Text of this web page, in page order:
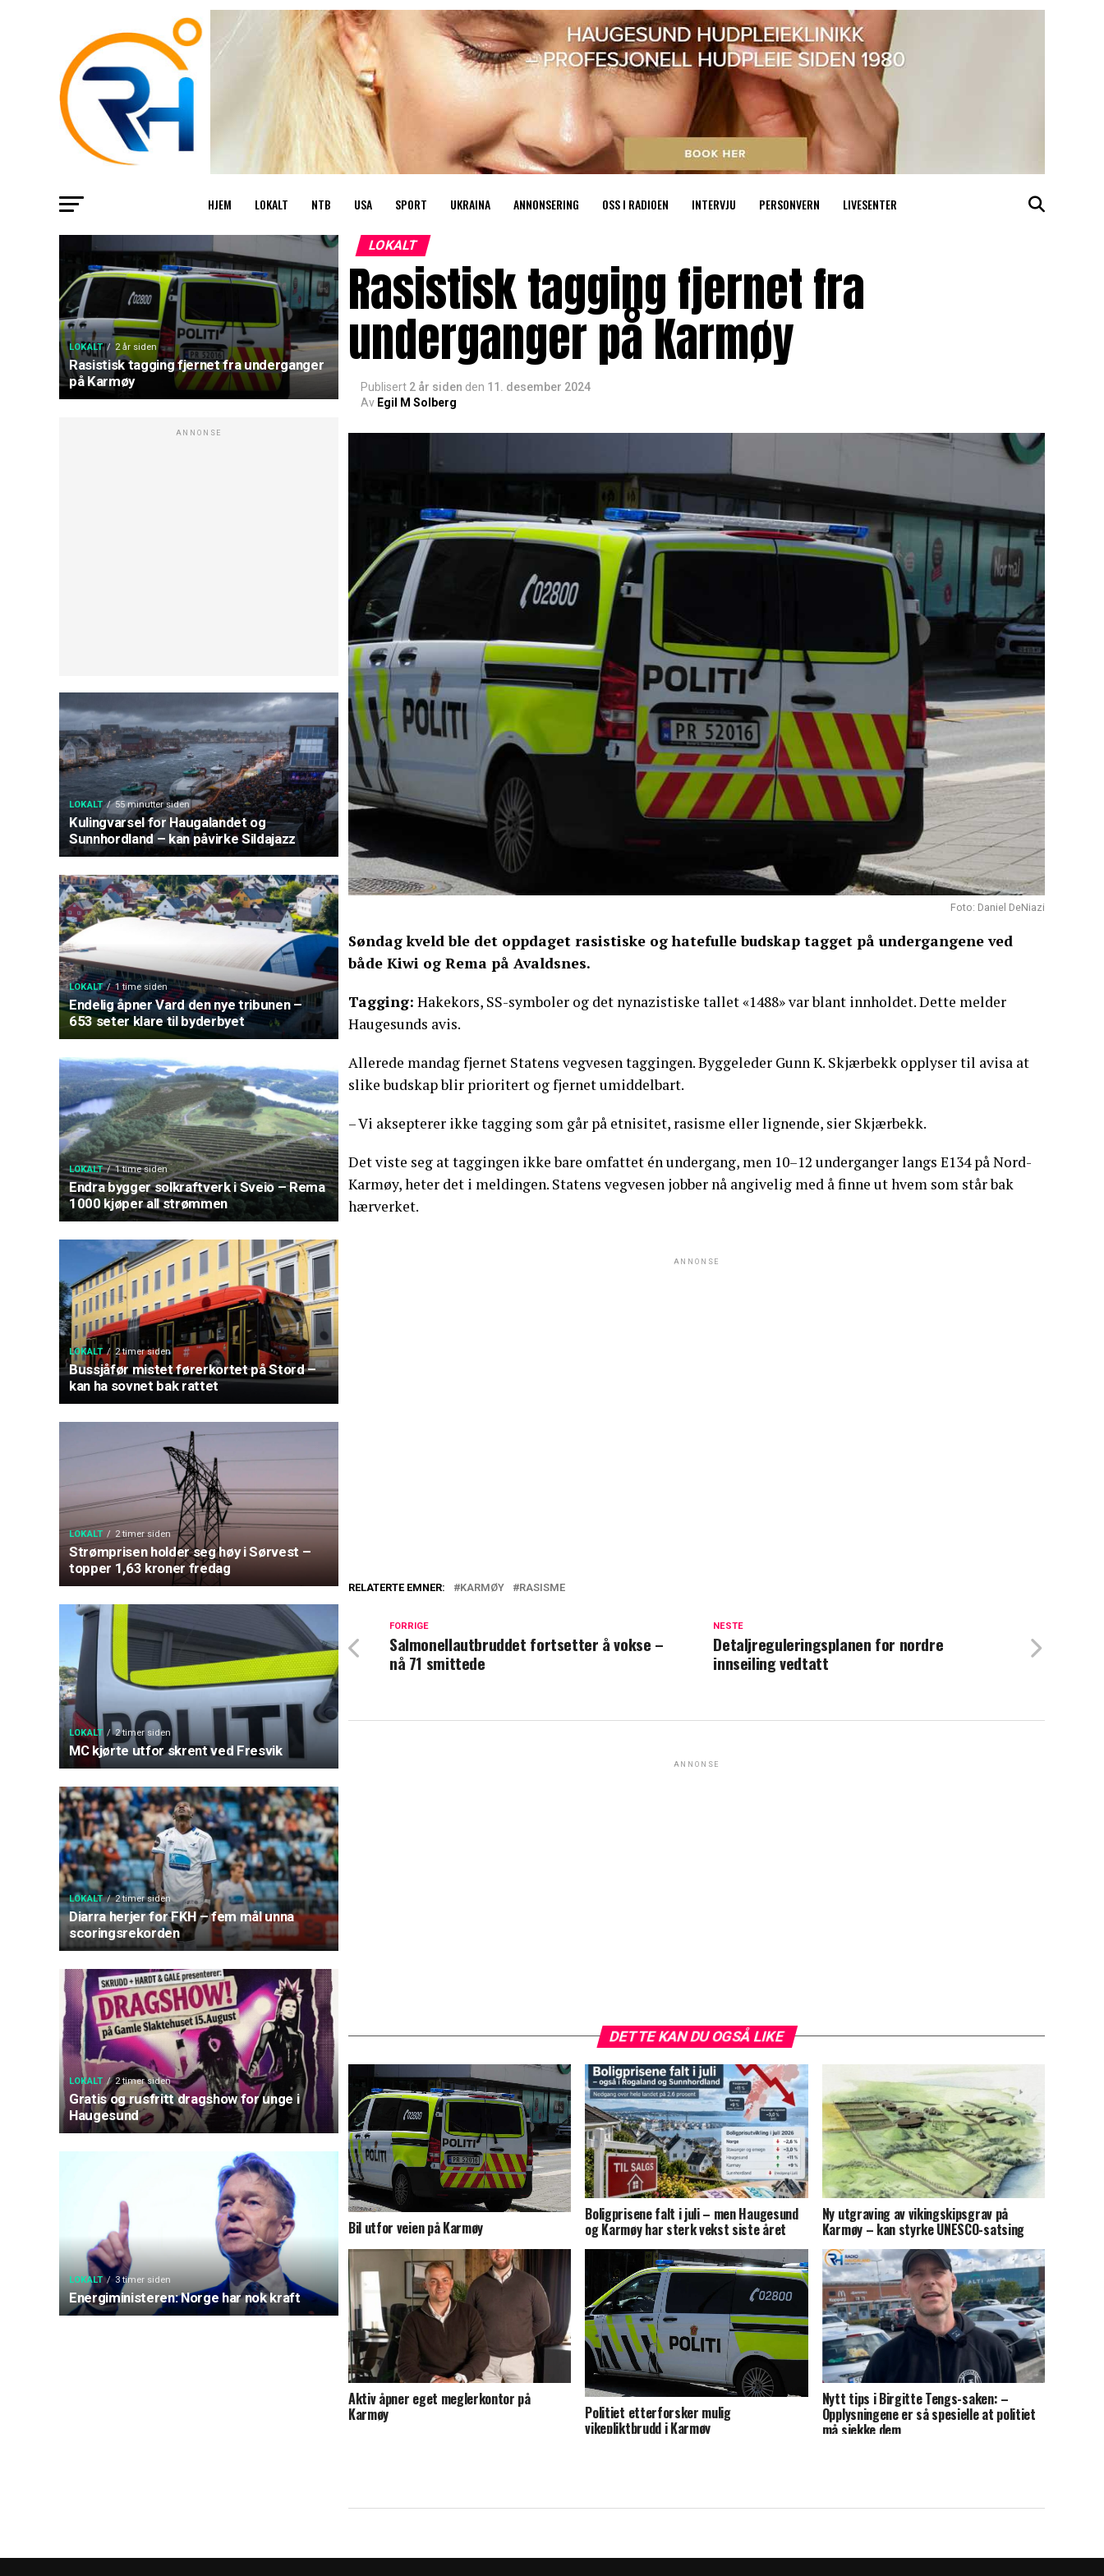
HJEM LOKALT NTB USA SPORT UKRAINA ANNONSERING OSS I RADIOEN INTERVJU PERSONVERN LIVESENTER
LOKALT 2 år siden
Rasistisk tagging fjernet fra underganger
på Karmøy
ANNONSE
LOKALT 55 minutter siden
Kulingvarsel for Haugalandet og
Sunnhordland – kan påvirke Sildajazz
LOKALT 1 time siden
Endelig åpner Vard den nye tribunen –
653 seter klare til byderbyet
LOKALT 1 time siden
Endra bygger solkraftverk i Sveio – Rema
1000 kjøper all strømmen
LOKALT 2 timer siden
Bussjåfør mistet førerkortet på Stord –
kan ha sovnet bak rattet
LOKALT 2 timer siden
Strømprisen holder seg høy i Sørvest –
topper 1,63 kroner fredag
LOKALT 2 timer siden
MC kjørte utfor skrent ved Fresvik
LOKALT 2 timer siden
Diarra herjer for FKH – fem mål unna
scoringsrekorden
LOKALT 2 timer siden
Gratis og rusfritt dragshow for unge i
Haugesund
LOKALT 3 timer siden
Energiministeren: Norge har nok kraft
LOKALT
Rasistisk tagging fjernet fra
underganger på Karmøy
Publisert 2 år siden den 11. desember 2024
Av Egil M Solberg
Foto: Daniel DeNiazi
Søndag kveld ble det oppdaget rasistiske og hatefulle budskap tagget på undergangene ved
både Kiwi og Rema på Avaldsnes.
Tagging: Hakekors, SS-symboler og det nynazistiske tallet «1488» var blant innholdet. Dette melder
Haugesunds avis.
Allerede mandag fjernet Statens vegvesen taggingen. Byggeleder Gunn K. Skjærbekk opplyser til avisa at
slike budskap blir prioritert og fjernet umiddelbart.
– Vi aksepterer ikke tagging som går på etnisitet, rasisme eller lignende, sier Skjærbekk.
Det viste seg at taggingen ikke bare omfattet én undergang, men 10–12 underganger langs E134 på Nord-
Karmøy, heter det i meldingen. Statens vegvesen jobber nå angivelig med å finne ut hvem som står bak
hærverket.
ANNONSE
RELATERTE EMNER: KARMØY RASISME
NESTE
Detaljreguleringsplanen for nordre
innseiling vedtatt
FORRIGE
Salmonellautbruddet fortsetter å vokse –
nå 71 smittede
ANNONSE
DETTE KAN DU OGSÅ LIKE
Bil utfor veien på Karmøy
Boligprisene falt i juli – men Haugesund
og Karmøy har sterk vekst siste året
Ny utgraving av vikingskipsgrav på
Karmøy – kan styrke UNESCO-satsing
Aktiv åpner eget meglerkontor på
Karmøy Politiet etterforsker mulig
vikepliktbrudd i Karmøy
Nytt tips i Birgitte Tengs-saken: –
Opplysningene er så spesielle at politiet
må sjekke dem